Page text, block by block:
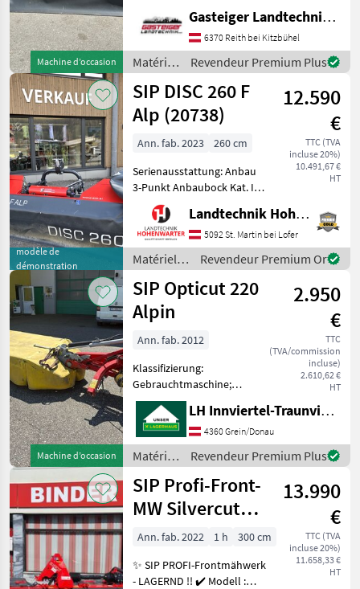
Machine d’occasion
wenig eingesetzt .
Momentan für Aebi Metrac
andere Drehzahlen und D
Gasteiger Landtechnik GmbH
6370 Reith bei Kitzbühel
Matériels
de
fenaison
/ SIP
Revendeur Premium Plus
modèle de
démonstration
SIP DISC 260 F
Alp (20738)
12.590
€
TTC (TVA
incluse 20%)
10.491,67 €
HT
Ann. fab. 2023
260 cm
Serienausstattung: Anbau
3-Punkt Anbaubock Kat. I
und II, Antrieb
Winkelgetriebe und
Gelenkwellen
Anfahrsicherung
Federschutzvorrichtung
Gelenkwelle mit
Rutschkupplu
Landtechnik Hohenwarter GmbH
5092 St. Martin bei Lofer
Matériels
de
fenaison /
SIP
Revendeur Premium Or
Machine d’occasion
SIP Opticut 220
Alpin
2.950
€
TTC
(TVA/commission
incluse)
2.610,62 €
HT
Ann. fab. 2012
Klassifizierung:
Gebrauchtmaschine;
Arbeitsbreite: 2.2;
Seriennummer/Fahrgestellnummer:
30; Verschleißkufen: Ja;
Auflagedruckregelung:
Mechanisch; Anzahl
Schwadschei
LH Innviertel-Traunviertel-Urfahr
4360 Grein/Donau
Matériels
de
fenaison
/ SIP
Revendeur Premium Plus
SIP Profi-Front-
MW Silvercut
Disc 300 F ALP
13.990
€
TTC (TVA
incluse 20%)
11.658,33 €
HT
Ann. fab. 2022 1 h
300 cm
✨ SIP PROFI-Frontmähwerk
- LAGERND !! ✔️ Modell :